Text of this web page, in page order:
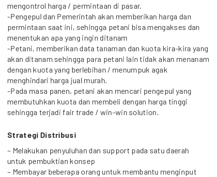
mengontrol harga / permintaan di pasar.
-Pengepul dan Pemerintah akan memberikan harga dan
permintaan saat ini, sehingga petani bisa mengakses dan
menentukan apa yang ingin ditanam
-Petani, memberikan data tanaman dan kuota kira-kira yang
akan ditanam sehingga para petani lain tidak akan menanam
dengan kuota yang berlebihan / menumpuk agak
menghindari harga jual murah.
-Pada masa panen, petani akan mencari pengepul yang
membutuhkan kuota dan membeli dengan harga tinggi
sehingga terjadi fair trade / win-win solution.
Strategi Distribusi
– Melakukan penyuluhan dan support pada satu daerah
untuk pembuktian konsep
– Membayar beberapa orang untuk membantu menginput